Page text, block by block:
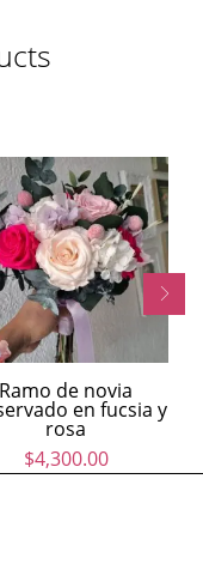
Ramo de novia
en fucsia y
rosa
$4,300.00